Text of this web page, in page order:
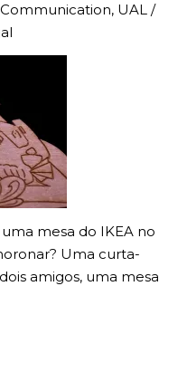
UAL /
mesa do IKEA no
Uma curta-
amigos, uma mesa